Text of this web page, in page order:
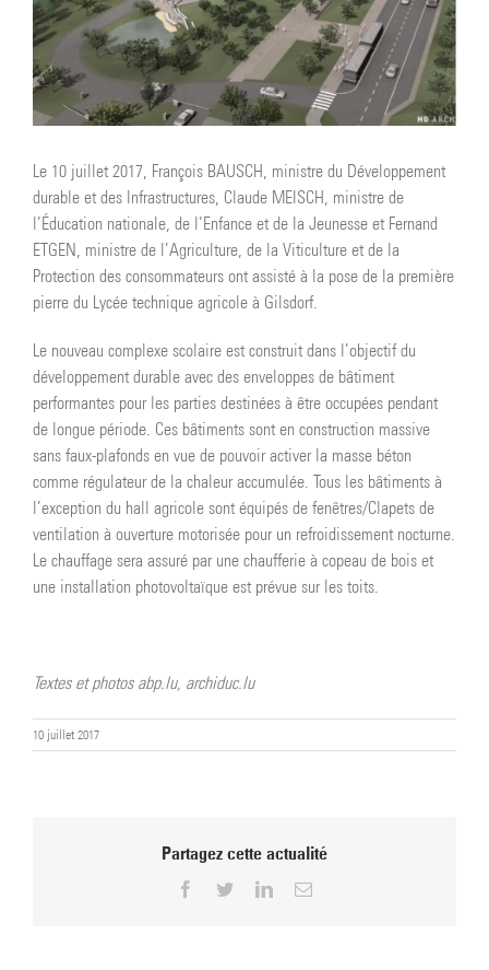
Le 10 juillet 2017, François BAUSCH, ministre du Développement
durable et des Infrastructures, Claude MEISCH, ministre de
l’Éducation nationale, de l’Enfance et de la Jeunesse et Fernand
ETGEN, ministre de l’Agriculture, de la Viticulture et de la
Protection des consommateurs ont assisté à la pose de la première
pierre du Lycée technique agricole à Gilsdorf.
Le nouveau complexe scolaire est construit dans l’objectif du
développement durable avec des enveloppes de bâtiment
performantes pour les parties destinées à être occupées pendant
de longue période. Ces bâtiments sont en construction massive
sans faux-plafonds en vue de pouvoir activer la masse béton
comme régulateur de la chaleur accumulée. Tous les bâtiments à
l’exception du hall agricole sont équipés de fenêtres/Clapets de
ventilation à ouverture motorisée pour un refroidissement nocturne.
Le chauffage sera assuré par une chaufferie à copeau de bois et
une installation photovoltaïque est prévue sur les toits.
Textes et photos abp.lu, archiduc.lu
10 juillet 2017
Partagez cette actualité
Facebook
TwitterLinkedInEmail